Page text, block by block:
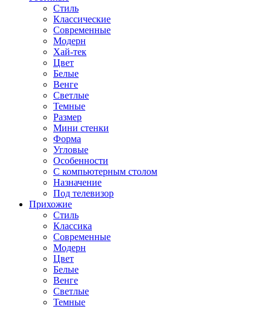
Стиль
Классические
Современные
Модерн
Хай-тек
Цвет
Белые
Венге
Светлые
Темные
Размер
Мини стенки
Форма
Угловые
Особенности
С компьютерным столом
Назначение
Под телевизор
Прихожие
Стиль
Классика
Современные
Модерн
Цвет
Белые
Венге
Светлые
Темные